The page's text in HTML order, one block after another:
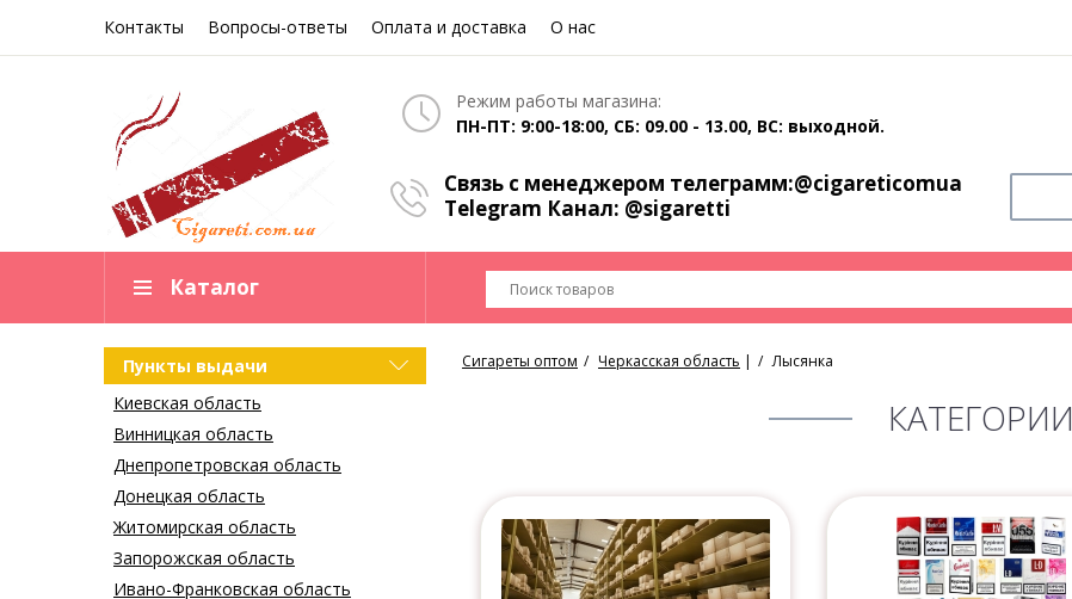
Контакты Вопросы-ответы Оплата и доставка О нас
Режим работы магазина:
ПН-ПТ: 9:00-18:00, СБ: 09.00 - 13.00, ВС: выходной.
Связь с менеджером телеграмм:@cigareticomua
Telegram Канал: @sigaretti
Каталог
Пункты выдачи
Киевская область
Винницкая область
Днепропетровская область
Донецкая область
Житомирская область
Запорожская область
Ивано-Франковская область
Сигареты оптом Черкасская область | Лысянка
КАТЕГОРИИ